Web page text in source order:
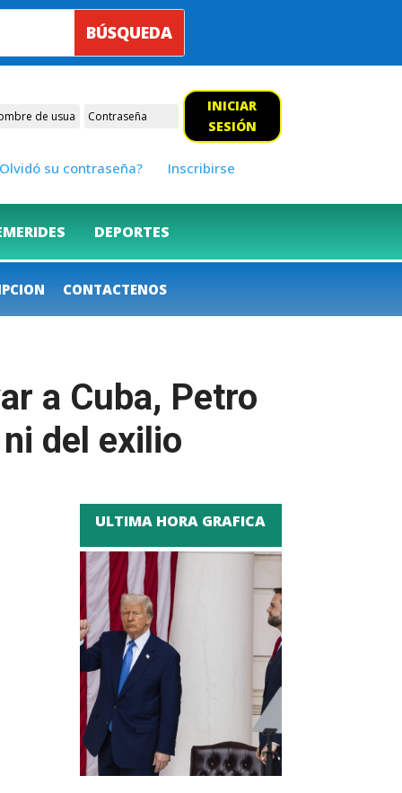
INICIAR
SESIÓN
su contraseña? Inscribirse
DEPORTES
CONTACTENOS
a Cuba, Petro
del exilio
ULTIMA HORA GRAFICA